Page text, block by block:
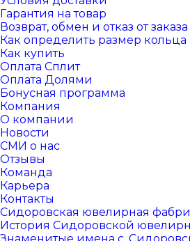
Гарантия на товар
Возврат, обмен и отказ от заказа
Как определить размер кольца
Как купить
Оплата Сплит
Оплата Долями
Бонусная программа
Компания
О компании
Новости
СМИ о нас
Отзывы
Команда
Карьера
Контакты
Сидоровская ювелирная
История Сидоровской